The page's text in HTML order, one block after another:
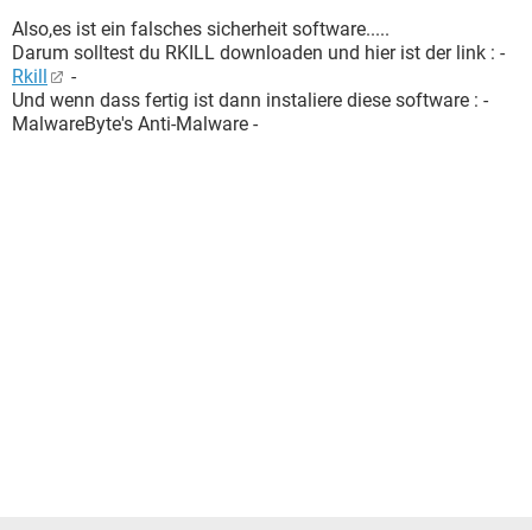
Also,es ist ein falsches sicherheit software.....
Darum solltest du RKILL downloaden und hier ist der link : -
Rkill
-
Und wenn dass fertig ist dann instaliere diese software : -
MalwareByte's Anti-Malware -